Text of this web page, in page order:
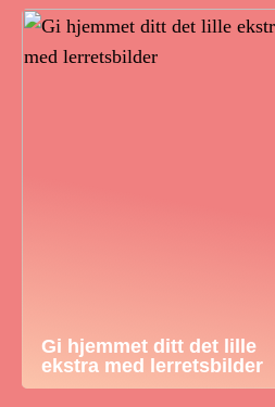
Gi hjemmet ditt det lille
ekstra med lerretsbilder